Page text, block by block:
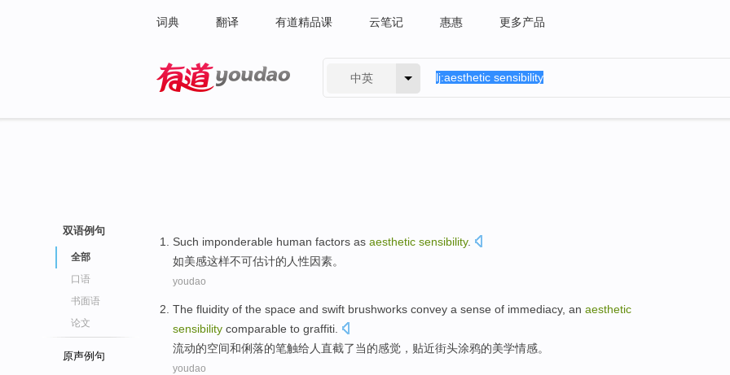
词典 翻译 有道精品课 云笔记 惠惠 更多产品
中英
双语例句
全部
口语
书面语
论文
原声例句
Such imponderable human factors as aesthetic sensibility.
如美感这样不可估计的 人性因素。
youdao
The fluidity of the space and swift brushworks convey a sense of immediacy, an aesthetic
sensibility comparable to graffiti
流动的空间和俐落的笔触给人直截了当的感觉 ，贴近街头涂鸦的美学情感。
youdao